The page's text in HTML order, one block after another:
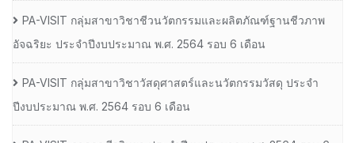
PA-VISIT กลุ่มสาขาวิชาชีวนวัตกรรมและผลิตภัณฑ์ฐานชีวภาพ
อัจฉริยะ ประจำปีงบประมาณ พ.ศ. 2564 รอบ 6 เดือน
PA-VISIT กลุ่มสาขาวิชาวัสดุศาสตร์และนวัตกรรมวัสดุ ประจำ
ปีงบประมาณ พ.ศ. 2564 รอบ 6 เดือน